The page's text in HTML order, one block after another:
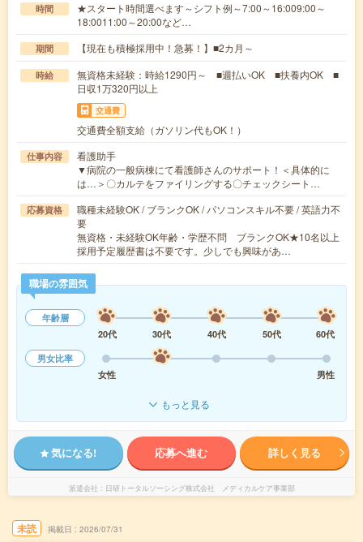
時間
★スタート時間選べます～シフト例～7:00～16:009:00～
18:0011:00～20:00など…
期間 【現在も積極採用中！急募！】■2カ月～
時給
無資格未経験：時給1290円～ ■週払いOK ■扶養内OK ■
日収1万320円以上
交通費
交通費全額支給（ガソリン代もOK！）
仕事内容
看護助手
▼病院の一般病棟にて看護師さんのサポート！＜具体的に
は…＞〇カルテをファイリングする〇チェックシート…
応募資格
職種未経験OK / ブランクOK / パソコンスキル不要 / 英語力不
要
無資格・未経験OK年齢・学歴不問 ブランクOK★10名以上
採用予定履歴書は不要です。少しでも興味があ…
職場の雰囲気
年齢層
20代
30代 40代 50代
60代
男女比率
女性
男性
もっと見る
気になる! 応募へ進む 詳しく見る
派遣会社 日研トータルソーシング株式会社 メディカルケア事業部
未読 掲載日 2026/07/31